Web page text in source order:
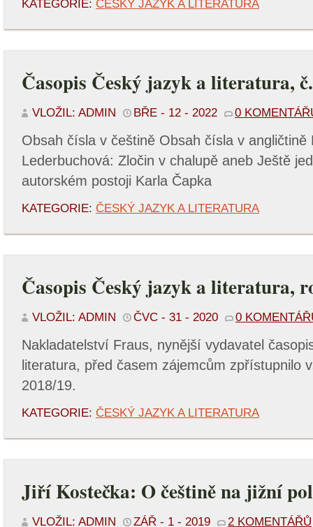
KATEGORIE: ČESKÝ JAZYK A LITERATURA
Časopis Český jazyk a literatura,
VLOŽIL: ADMIN BŘE - 12 - 2022 0
Obsah čísla v češtině Obsah čísla v angličtině
Lederbuchová: Zločin v chalupě aneb Ještě
autorském postoji Karla Čapka
KATEGORIE: ČESKÝ JAZYK A LITERATURA
Časopis Český jazyk a literatura,
VLOŽIL: ADMIN ČVC - 31 - 2020 0
Nakladatelství Fraus, nynější vydavatel
literatura, před časem zájemcům zpřístupnilo
2018/19.
KATEGORIE: ČESKÝ JAZYK A LITERATURA
Jiří Kostečka: O češtině na jižní
VLOŽIL: ADMIN ZÁŘ - 1 - 2019 2 KOMENTÁŘŮ